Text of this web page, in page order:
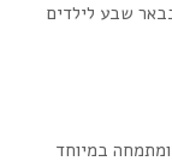
שבע לילדים
במיוחד